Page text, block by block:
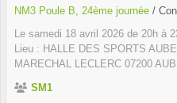
NM3 Poule B, 24ème journée /
Le samedi 18 avril 2026 de 20h à
Lieu : HALLE DES SPORTS
MARECHAL LECLERC 07200
SM1